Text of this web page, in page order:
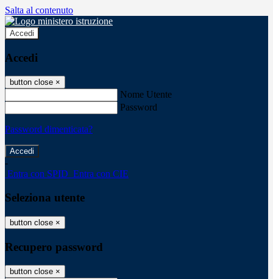
Salta al contenuto
Accedi
Accedi
button close ×
Nome Utente
Password
Password dimenticata?
-
Entra con SPID Entra con CIE
Seleziona utente
button close ×
Recupero password
button close ×